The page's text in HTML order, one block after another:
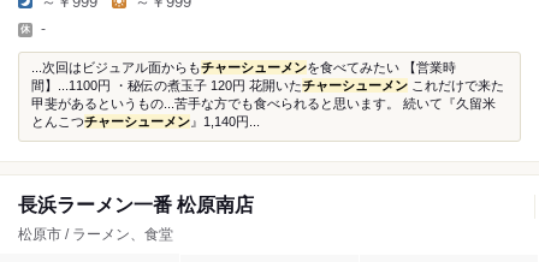
-
...次回はビジュアル面からもチャーシューメンを食べてみたい 【営業時
間】...1100円 ・秘伝の煮玉子 120円 花開いたチャーシューメン これだけで来た
甲斐があるというもの...苦手な方でも食べられると思います。 続いて『久留米
とんこつチャーシューメン 』1,140円...
長浜ラーメン一番 松原南店
松原市 / ラーメン、食堂